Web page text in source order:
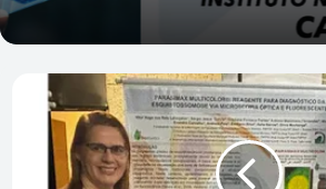
Parasimax
apresentado
conferência